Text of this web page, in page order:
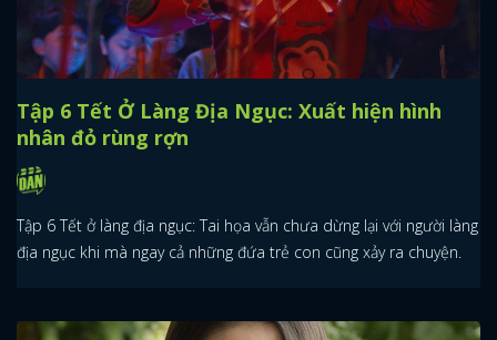
Tập 6 Tết Ở Làng Địa Ngục: Xuất hiện hình
nhân đỏ rùng rợn
Tập 6 Tết ở làng địa ngục: Tai họa vẫn chưa dừng lại với người làng
địa ngục khi mà ngay cả những đứa trẻ con cũng xảy ra chuyện.